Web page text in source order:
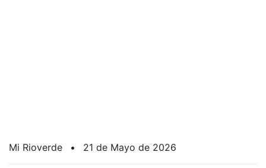
Mi Rioverde • 21 de Mayo de 2026